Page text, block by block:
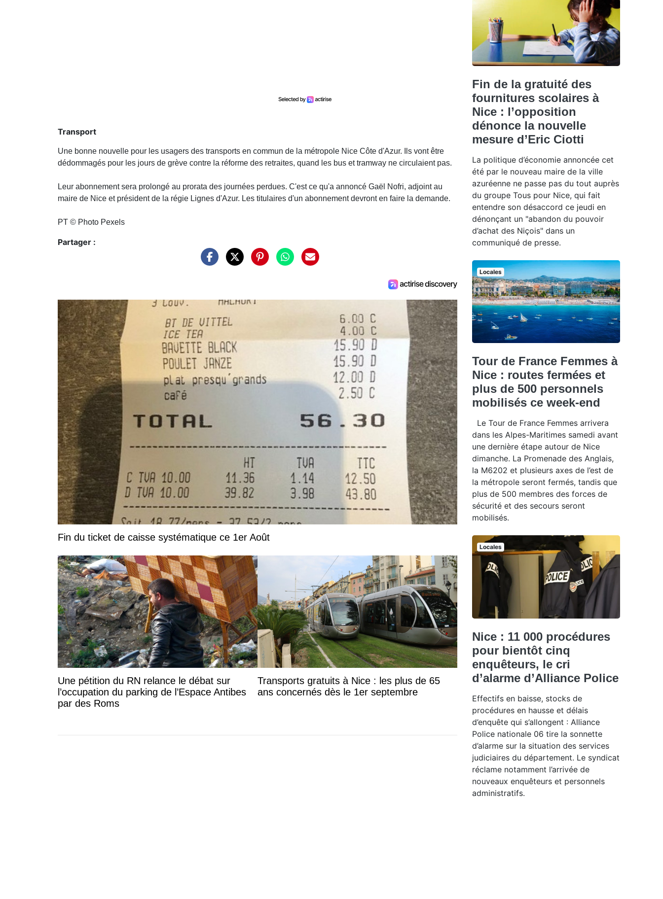
Transport
Une bonne nouvelle pour les usagers des transports en commun de la métropole Nice Côte d'Azur. Ils vont être
dédommagés pour les jours de grève contre la réforme des retraites, quand les bus et tramway ne circulaient pas.
Leur abonnement sera prolongé au prorata des journées perdues. C'est ce qu'a annoncé Gaël Nofri, adjoint au
maire de Nice et président de la régie Lignes d'Azur. Les titulaires d'un abonnement devront en faire la demande.
PT © Photo Pexels
Partager :
Fin du ticket de caisse systématique ce 1er Août
Une pétition du RN relance le débat sur
l’occupation du parking de l’Espace Antibes
par des Roms
Transports gratuits à Nice : les plus de 65
ans concernés dès le 1er septembre
Fin de la gratuité des
fournitures scolaires à
Nice : l’opposition
dénonce la nouvelle
mesure d’Eric Ciotti
La politique d’économie annoncée cet
été par le nouveau maire de la ville
azuréenne ne passe pas du tout auprès
du groupe Tous pour Nice, qui fait
entendre son désaccord ce jeudi en
dénonçant un "abandon du pouvoir
d’achat des Niçois" dans un
communiqué de presse.
Locales
Tour de France Femmes à
Nice : routes fermées et
plus de 500 personnels
mobilisés ce week-end
Le Tour de France Femmes arrivera
dans les Alpes-Maritimes samedi avant
une dernière étape autour de Nice
dimanche. La Promenade des Anglais,
la M6202 et plusieurs axes de l’est de
la métropole seront fermés, tandis que
plus de 500 membres des forces de
sécurité et des secours seront
mobilisés.
Locales
Nice : 11 000 procédures
pour bientôt cinq
enquêteurs, le cri
d’alarme d’Alliance Police
Effectifs en baisse, stocks de
procédures en hausse et délais
d’enquête qui s’allongent : Alliance
Police nationale 06 tire la sonnette
d’alarme sur la situation des services
judiciaires du département. Le syndicat
réclame notamment l’arrivée de
nouveaux enquêteurs et personnels
administratifs.